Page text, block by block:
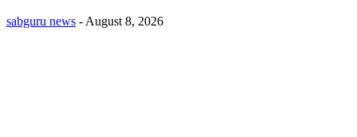
sabguru news - August 8, 2026